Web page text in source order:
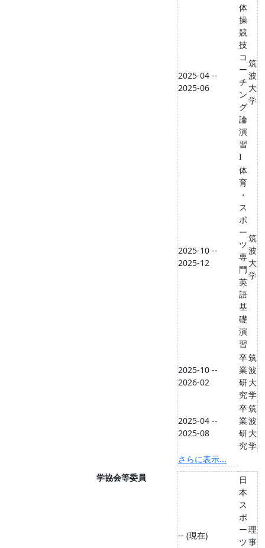
2025-04 --
2025-06
体
操
競
技
コ
ー
チ
ン
グ
論
演
習
I
筑
波
大
学
2025-10 --
2025-12
体
育
・
ス
ポ
ー
ツ
専
門
英
語
基
礎
演
習
筑
波
大
学
2025-10 --
2026-02
卒
業
研
究
筑
波
大
学
2025-04 --
2025-08
卒
業
研
究
筑
波
大
学
さらに表示...
学協会等委員
-- (現在)
日
本
ス
ポ
ー
ツ
理
事